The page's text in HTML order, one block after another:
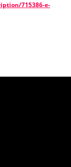
715386-e-